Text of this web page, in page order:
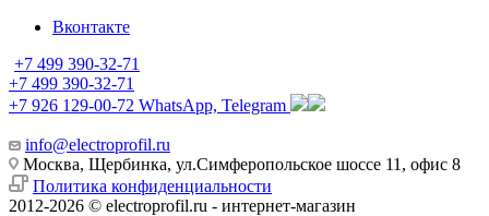
Вконтакте
+7 499 390-32-71
+7 499 390-32-71
+7 926 129-00-72 WhatsApp, Telegram
info@electroprofil.ru
Москва, Щербинка, ул.Симферопольское шоссе 11, офис 8
Политика конфиденциальности
2012-2026 © electroprofil.ru - интернет-магазин